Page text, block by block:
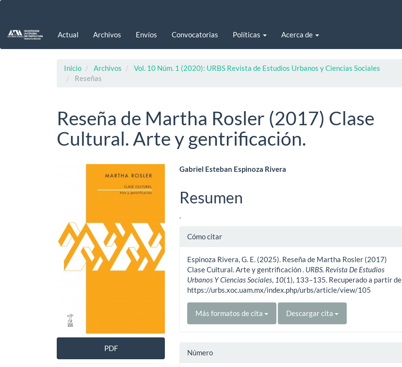
principal
Actual Archivos Envíos Convocatorias Políticas Acerca de
Inicio Archivos
Vol. 10 Núm. 1 (2020): URBS Revista de Estudios Urbanos y Ciencias Sociales
Reseñas
Reseña de Martha Rosler (2017) Clase
Cultural. Arte y gentrificación.
lateral
artículo
PDF
Contenido
principal
del
artículo
Gabriel Esteban Espinoza Rivera
Resumen
.
Detalles
artículo
Cómo citar
Espinoza Rivera, G. E. (2025). Reseña de Martha Rosler (2017)
Clase Cultural. Arte y gentrificación . URBS. Revista De Estudios
Urbanos Y Ciencias Sociales 10(1), 133–135. Recuperado a partir de
https://urbs.xoc.uam.mx/index.php/urbs/article/view/105
Más formatos de cita Descargar cita
Número